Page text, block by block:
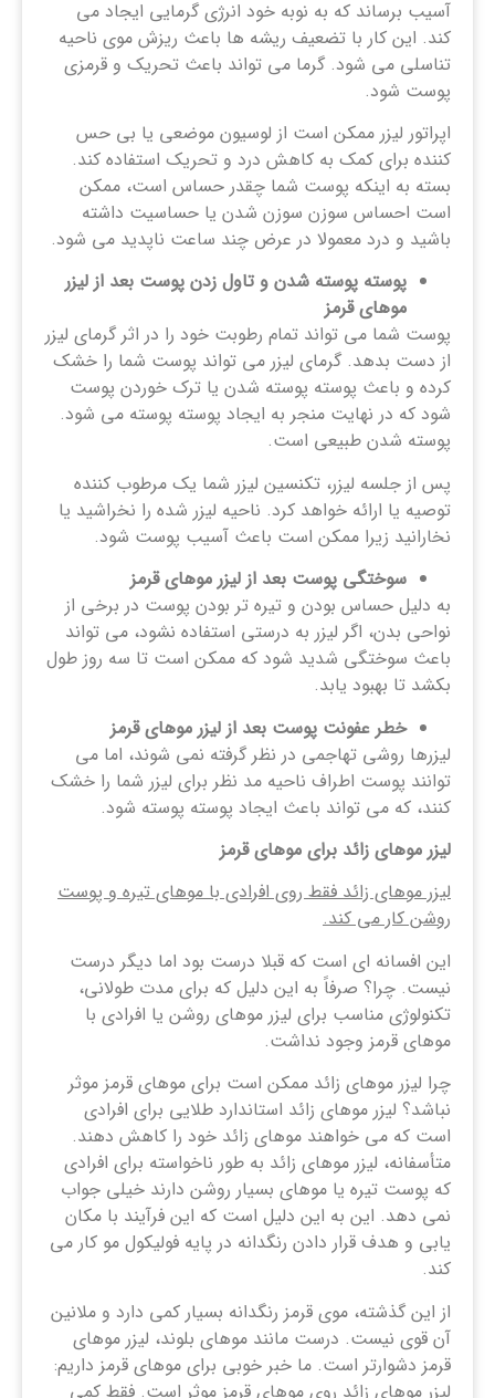
آسیب برساند که به نوبه خود انرژی گرمایی ایجاد می
کند. این کار با تضعیف ریشه ها باعث ریزش موی ناحیه
تناسلی می شود. گرما می تواند باعث تحریک و قرمزی
پوست شود.
اپراتور لیزر ممکن است از لوسیون موضعی یا بی حس
کننده برای کمک به کاهش درد و تحریک استفاده کند.
بسته به اینکه پوست شما چقدر حساس است، ممکن
است احساس سوزن سوزن شدن یا حساسیت داشته
باشید و درد معمولا در عرض چند ساعت ناپدید می شود.
پوسته پوسته شدن و تاول زدن پوست بعد از لیزر
موهای قرمز
پوست شما می تواند تمام رطوبت خود را در اثر گرمای لیزر
از دست بدهد. گرمای لیزر می تواند پوست شما را خشک
کرده و باعث پوسته پوسته شدن یا ترک خوردن پوست
شود که در نهایت منجر به ایجاد پوسته پوسته می شود.
پوسته شدن طبیعی است.
پس از جلسه لیزر، تکنسین لیزر شما یک مرطوب کننده
توصیه یا ارائه خواهد کرد. ناحیه لیزر شده را نخراشید یا
نخارانید زیرا ممکن است باعث آسیب پوست شود.
سوختگی پوست بعد از لیزر موهای قرمز
به دلیل حساس بودن و تیره تر بودن پوست در برخی از
نواحی بدن، اگر لیزر به درستی استفاده نشود، می تواند
باعث سوختگی شدید شود که ممکن است تا سه روز طول
بکشد تا بهبود یابد.
خطر عفونت پوست بعد از لیزر موهای قرمز
لیزرها روشی تهاجمی در نظر گرفته نمی شوند، اما می
توانند پوست اطراف ناحیه مد نظر برای لیزر شما را خشک
کنند، که می تواند باعث ایجاد پوسته پوسته شود.
لیزر موهای زائد برای موهای قرمز
لیزر موهای زائد فقط روی افرادی با موهای تیره و پوست
روشن کار می کند.
این افسانه ای است که قبلا درست بود اما دیگر درست
نیست. چرا؟ صرفاً به این دلیل که برای مدت طولانی،
تکنولوژی مناسب برای لیزر موهای روشن یا افرادی با
موهای قرمز وجود نداشت.
چرا لیزر موهای زائد ممکن است برای موهای قرمز موثر
نباشد؟ لیزر موهای زائد استاندارد طلایی برای افرادی
است که می خواهند موهای زائد خود را کاهش دهند.
متأسفانه، لیزر موهای زائد به طور ناخواسته برای افرادی
که پوست تیره یا موهای بسیار روشن دارند خیلی جواب
نمی دهد. این به این دلیل است که این فرآیند با مکان
یابی و هدف قرار دادن رنگدانه در پایه فولیکول مو کار می
کند.
از این گذشته، موی قرمز رنگدانه بسیار کمی دارد و ملانین
آن قوی نیست. درست مانند موهای بلوند، لیزر موهای
قرمز دشوارتر است. ما خبر خوبی برای موهای قرمز داریم:
لیزر موهای زائد روی موهای قرمز موثر است. فقط کمی